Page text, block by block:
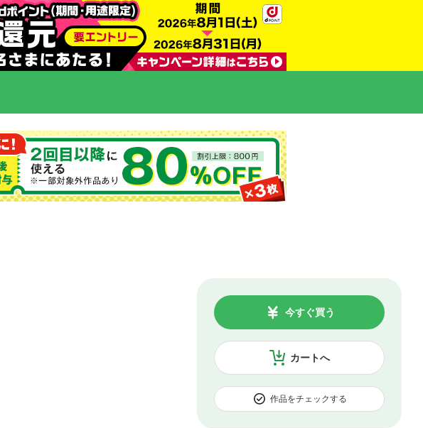
カートへ
今すぐ買う
作品をチェックする